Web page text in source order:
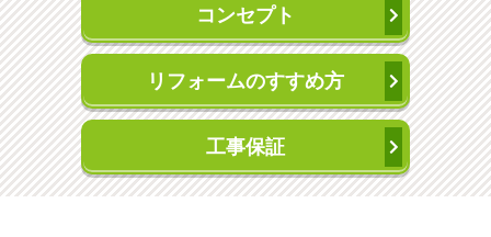
コンセプト
リフォームのすすめ方
工事保証